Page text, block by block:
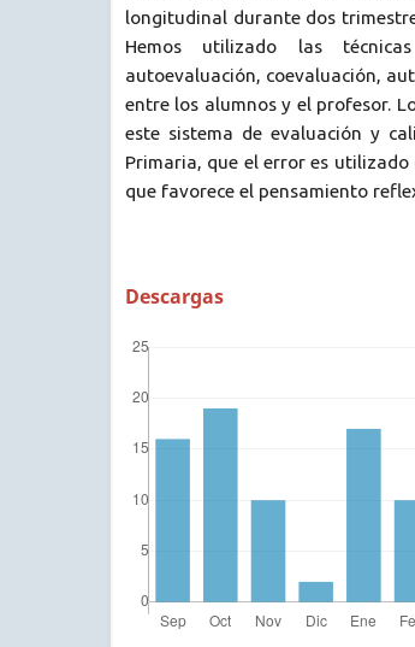
longitudinal durante dos
Hemos utilizado las
autoevaluación, coevaluación,
entre los alumnos y el profesor.
este sistema de evaluación y
Primaria, que el error es
que favorece el pensamiento
Descargas